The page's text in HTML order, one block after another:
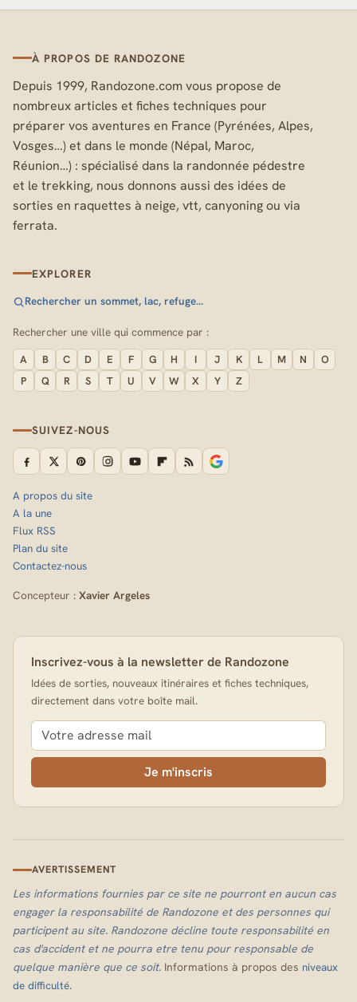
À PROPOS DE RANDOZONE
Depuis 1999, Randozone.com vous propose de
nombreux articles et fiches techniques pour
préparer vos aventures en France (Pyrénées, Alpes,
Vosges…) et dans le monde (Népal, Maroc,
Réunion…) : spécialisé dans la randonnée pédestre
et le trekking, nous donnons aussi des idées de
sorties en raquettes à neige, vtt, canyoning ou via
ferrata.
EXPLORER
Rechercher un sommet, lac, refuge…
Rechercher une ville qui commence par :
A B C D E F G H I J K L M N
O
P
Q R S T U V W X Y Z
SUIVEZ-NOUS
A propos du site
A la une
Flux RSS
Plan du site
Contactez-nous
Concepteur : Xavier Argeles
Inscrivez-vous à la newsletter de Randozone
Idées de sorties, nouveaux itinéraires et fiches techniques,
directement dans votre boîte mail.
Je m'inscris
AVERTISSEMENT
Les informations fournies par ce site ne pourront en aucun cas
engager la responsabilité de Randozone et des personnes qui
participent au site. Randozone décline toute responsabilité en
cas d'accident et ne pourra etre tenu pour responsable de
quelque manière que ce soit. Informations à propos des niveaux
de difficulté.